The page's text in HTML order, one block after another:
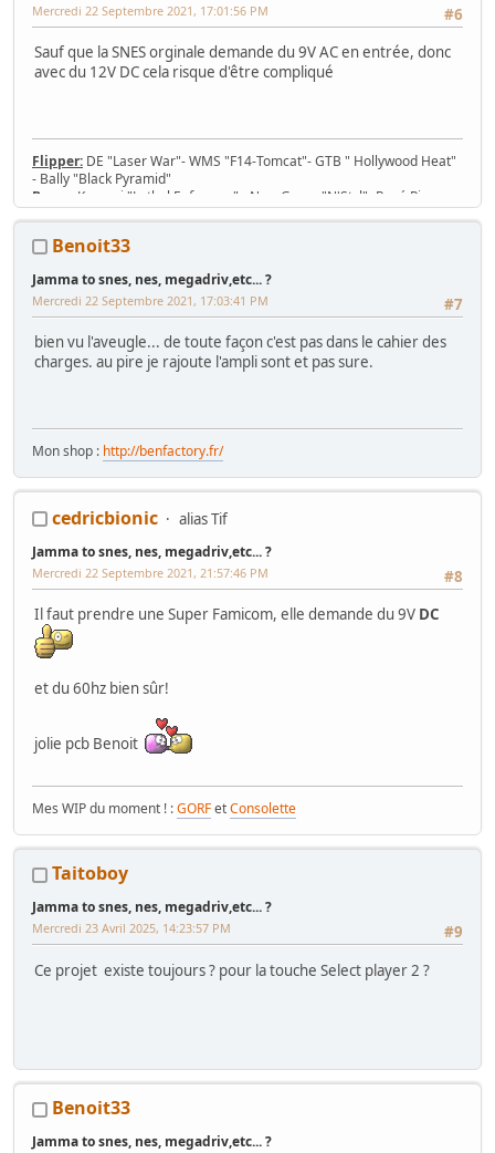
#6
Mercredi 22 Septembre 2021, 17:01:56 PM
Sauf que la SNES orginale demande du 9V AC en entrée, donc
avec du 12V DC cela risque d'être compliqué
Flipper: DE "Laser War"- WMS "F14-Tomcat"- GTB " Hollywood Heat"
- Bally "Black Pyramid"
Borne:
Konami "Lethal Enforcers" - New Game "N'Styl"- René Pierre
1982 - Jeutel Neo Geo 16/9 - Simulateur Twin Konami "Midnight Run
Jeu/Système de jeu:
Console:Nintendo SNES 2CHIP, SNES 1CHIP-02 + 43 jeux
Benoit33
Jamma to snes, nes, megadriv,etc... ?
#7
Mercredi 22 Septembre 2021, 17:03:41 PM
bien vu l'aveugle... de toute façon c'est pas dans le cahier des
charges. au pire je rajoute l'ampli sont et pas sure.
Mon shop : http://benfactory.fr/
cedricbionic alias Tif
Jamma to snes, nes, megadriv,etc... ?
#8
Mercredi 22 Septembre 2021, 21:57:46 PM
Il faut prendre une Super Famicom, elle demande du 9V DC
et du 60hz bien sûr!
jolie pcb Benoit
Mes WIP du moment ! :GORFetConsolette
Taitoboy
Jamma to snes, nes, megadriv,etc... ?
#9
Mercredi 23 Avril 2025, 14:23:57 PM
Ce projet existe toujours ? pour la touche Select player 2 ?
Benoit33
Jamma to snes, nes, megadriv,etc... ?